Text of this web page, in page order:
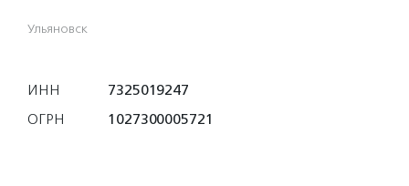
Ульяновск
ИНН
7325019247
ОГРН
1027300005721